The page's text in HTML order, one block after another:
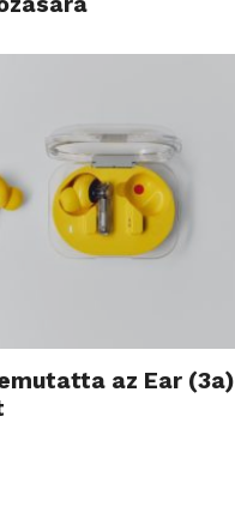
az Ear (3a)